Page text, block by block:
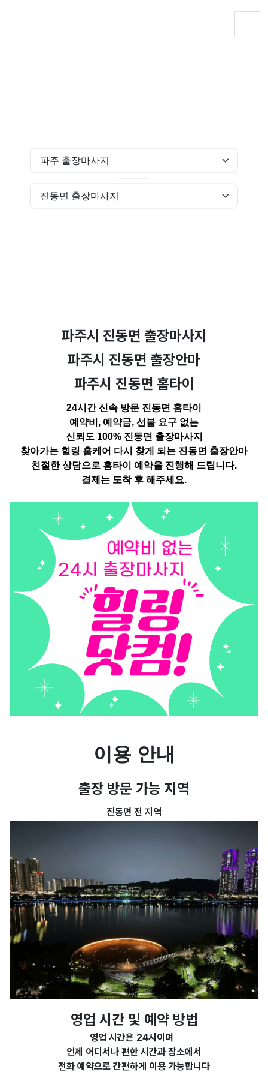
파주시 진동면 출장마사지
파주시 진동면 출장안마
파주시 진동면 홈타이
24시간 신속 방문 진동면 홈타이
예약비, 예약금, 선불 요구 없는
신뢰도 100% 진동면 출장마사지
찾아가는 힐링 홈케어 다시 찾게 되는 진동면 출장안마
친절한 상담으로 홈타이 예약을 진행해 드립니다.
결제는 도착 후 해주세요.
이용 안내
출장 방문 가능 지역
진동면 전 지역
영업 시간 및 예약 방법
영업 시간은 24시이며
언제 어디서나 편한 시간과 장소에서
전화 예약으로 간편하게 이용 가능합니다